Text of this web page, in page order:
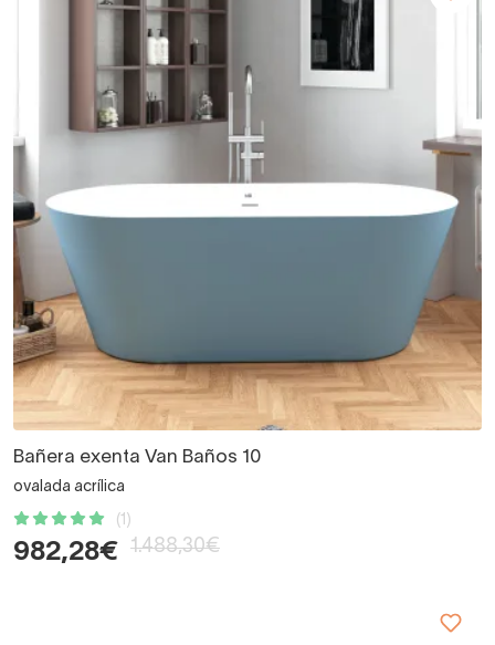
Bañera exenta Van Baños 10
ovalada acrílica
(1)
982,28€ 1.488,30€